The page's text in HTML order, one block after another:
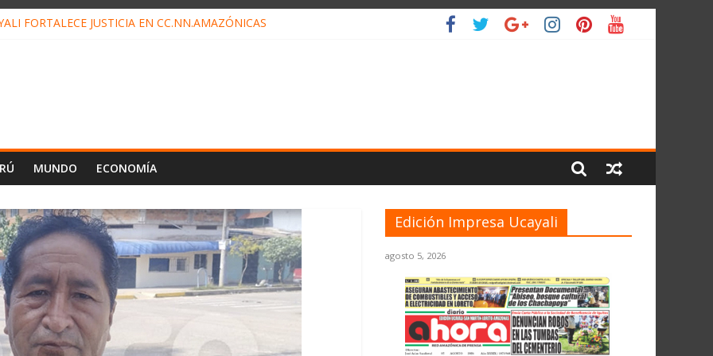
FORTALECE JUSTICIA EN CC.NN.AMAZÓNICAS
MUNDO ECONOMÍA
Edición Impresa Ucayali
agosto 5, 2026